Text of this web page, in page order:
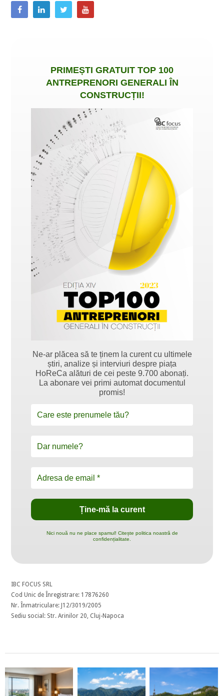
PRIMEȘTI GRATUIT TOP 100
ANTREPRENORI GENERALI ÎN
CONSTRUCȚII!
Ne-ar plăcea să te ținem la curent cu ultimele
știri, analize și interviuri despre piața
HoReCa alături de cei peste 9.700 abonați.
La abonare vei primi automat documentul
promis!
Nici nouă nu ne place spamul! Citește politica noastră de
confidențialitate.
IBC FOCUS SRL
Cod Unic de Înregistrare: 17876260
Nr. Înmatriculare: J12/3019/2005
Sediu social: Str. Arinilor 20, Cluj-Napoca